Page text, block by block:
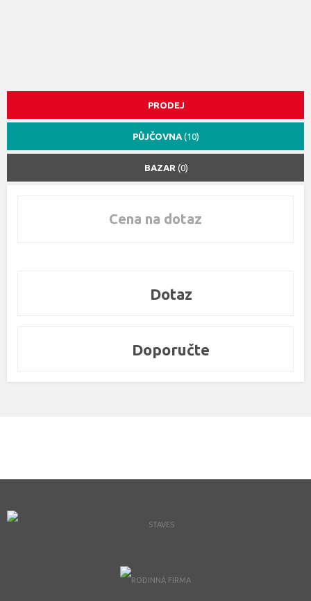
PRODEJ
PŮJČOVNA (10)
BAZAR (0)
Cena na dotaz
Dotaz
Doporučte